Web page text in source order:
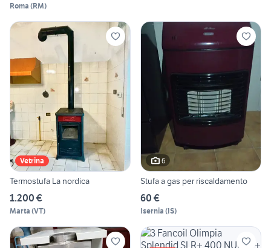
Roma (RM)
Vetrina
Termostufa La nordica
1.200 €
Marta (VT)
6
Stufa a gas per riscaldamento
60 €
Isernia (IS)